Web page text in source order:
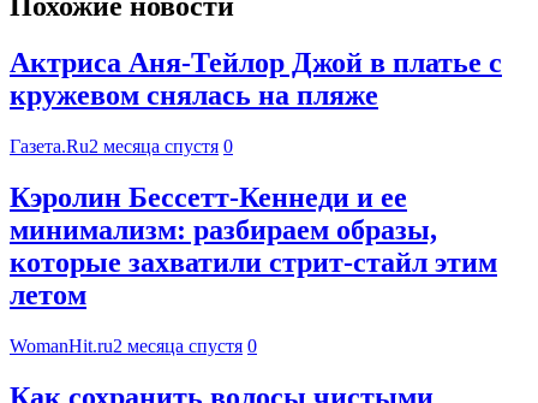
Актриса Аня-Тейлор Джой в платье с
кружевом снялась на пляже
Газета.Ru2 месяца спустя 0
Кэролин Бессетт-Кеннеди и ее
минимализм: разбираем образы,
которые захватили стрит-стайл этим
летом
WomanHit.ru2 месяца спустя 0
Как сохранить волосы чистыми